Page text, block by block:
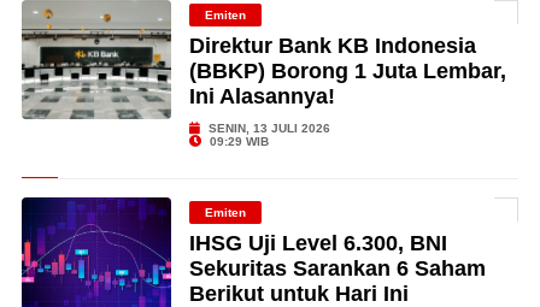
Emiten
Direktur Bank KB Indonesia
(BBKP) Borong 1 Juta Lembar,
Ini Alasannya!
SENIN, 13 JULI 2026
09:29 WIB
Emiten
IHSG Uji Level 6.300, BNI
Sekuritas Sarankan 6 Saham
Berikut untuk Hari Ini